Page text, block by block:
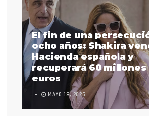
El fin de una
ocho años: Shakira
Hacienda española y
recuperará 60 millones
euros
MAYO 18, 2026